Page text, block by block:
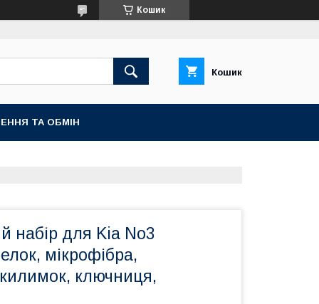
Кошик
Кошик
ТА ОБМІН
набір для Kia No3
мікрофібра,
ключниця,